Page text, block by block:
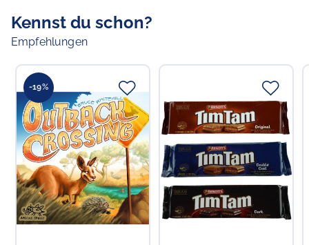
Kennst du schon?
Empfehlungen
-19%